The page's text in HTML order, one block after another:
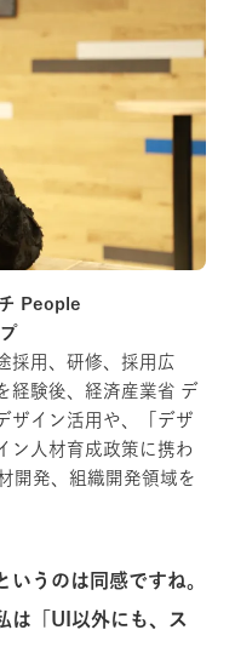
People
採用、研修、採用広
経験後、経済産業省 デ
ザイン活用や、「デザ
ン人材育成政策に携わ
開発、組織開発領域を
うのは同感ですね。
は「UI以外にも、ス